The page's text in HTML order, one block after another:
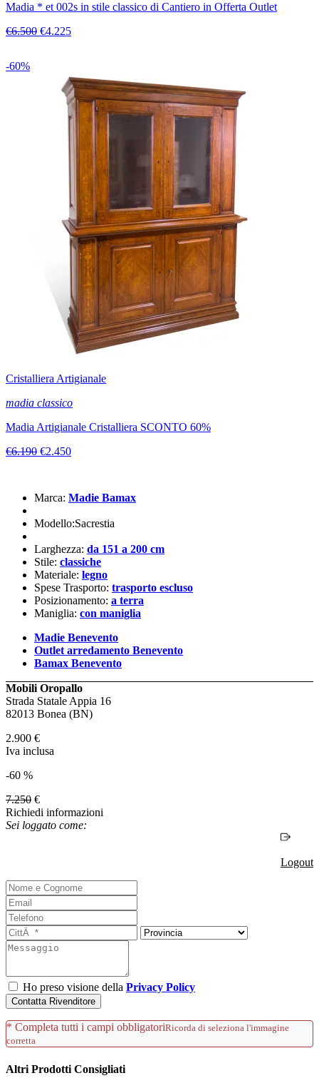
Madia * et 002s in stile classico di Cantiero in Offerta Outlet
€6.500 €4.225
-60%
Cristalliera Artigianale
madia classico
Madia Artigianale Cristalliera SCONTO 60%
€6.190 €2.450
Marca: Madie Bamax
Modello:Sacrestia
Larghezza: da 151 a 200 cm
Stile: classiche
Materiale: legno
Spese Trasporto: trasporto escluso
Posizionamento: a terra
Maniglia: con maniglia
Madie Benevento
Outlet arredamento Benevento
Bamax Benevento
Mobili Oropallo
Strada Statale Appia 16
82013 Bonea (BN)
2.900 €
Iva inclusa
-60 %
7.250 €
Richiedi informazioni
Sei loggato come:
Logout
Ho preso visione della Privacy Policy
Contatta Rivenditore
* Completa tutti i campi obbligatoriRicorda di seleziona l'immagine
corretta
Altri Prodotti Consigliati